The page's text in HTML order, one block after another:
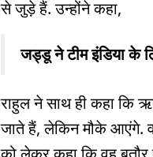
से जुड़े हैं. उन्होंने कहा,
जड्डू ने टीम इंडिया के
राहुल ने साथ ही कहा कि
जाते हैं, लेकिन मौके आएंगे.